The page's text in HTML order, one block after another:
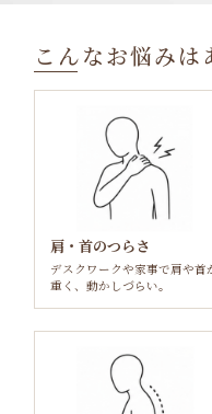
こんなお悩みは
肩・首のつらさ
デスクワークや家事で肩や首
重く、動かしづらい。